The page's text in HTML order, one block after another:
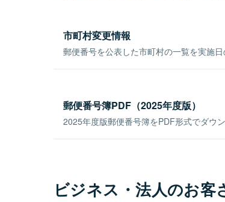
市町村変更情報
郵便番号を公表した市町村の一覧を実施日
郵便番号簿PDF（2025年度版）
2025年度版郵便番号簿をPDF形式でダウ
ビジネス・法人のお客